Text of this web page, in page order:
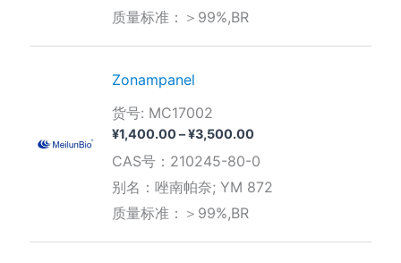
至
质量标准：＞99%,BR
Zonampanel
货号: MC17002
¥1,400.00–¥3,500.00价
范
围：
¥1,400.00
CAS号：210245-80-0
别名：唑南帕奈; YM 872
质量标准：＞99%,BR